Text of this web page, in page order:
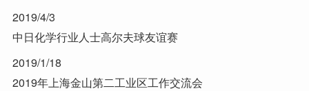
2019/4/3
中日化学行业人士高尔夫球友谊赛
2019/1/18
2019年上海金山第二工业区工作交流会